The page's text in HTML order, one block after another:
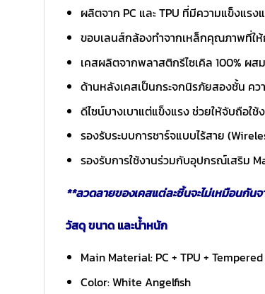
ผลิตจาก PC และ TPU ที่มีความแข็งแร
ขอบเลนส์กล้องทำจากเหล็กคุณภาพที่ใ
เคสผลิตจากพลาสติกรีไซเคิล 100% ผ
ด้านหลังเคสเป็นกระจกนิรภัยสองชั้น ค
ดีไซน์บางเบาแต่แข็งแรง ช่วยให้จับถือใช้
รองรับระบบการชาร์จแบบไร้สาย
รองรับการใช้งานร่วมกับอุปกรณ์เสริม
**ลวดลายของเคสแต่ละชิ้นจะไม่เหมือนกั
วัสดุ ขนาด และน้ำหนัก
Main Material: PC + TPU + Tempered
Color: White Angelfish